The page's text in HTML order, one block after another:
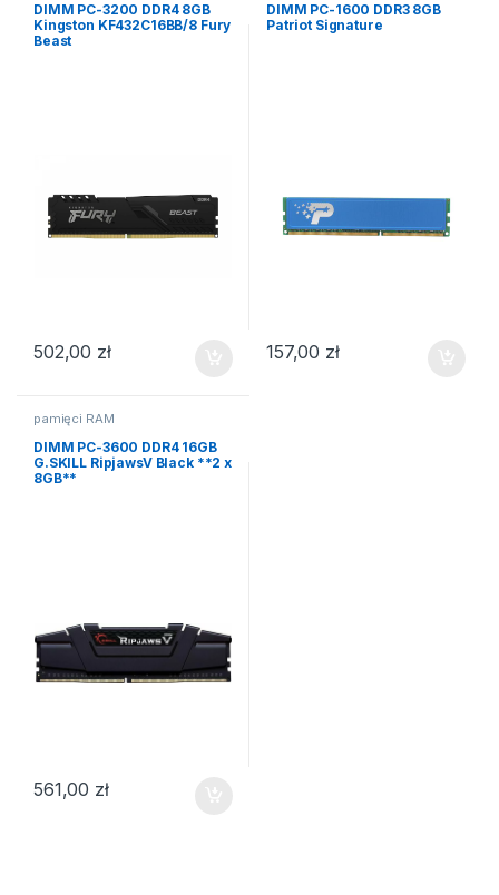
DIMM PC-3200 DDR4 8GB
Kingston KF432C16BB/8 Fury
Beast
502,00 zł
DIMM PC-1600 DDR3 8GB
Patriot Signature
157,00 zł
pamięci RAM
DIMM PC-3600 DDR4 16GB
G.SKILL RipjawsV Black **2 x
8GB**
561,00 zł